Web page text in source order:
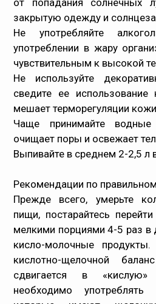
от попадания солнечных
закрытую одежду и
Не употребляйте
употреблении в жару
чувствительным к высокой
Не используйте
сведите ее
мешает терморегуляции
Чаще принимайте
очищает поры и освежает
Выпивайте в среднем 2-2,5 л
Рекомендации по
Прежде всего, умерьте
пищи, постарайтесь
мелкими порциями 4-5 раз в
кисло-молочные
кислотно-щелочной
сдвигается в
необходимо